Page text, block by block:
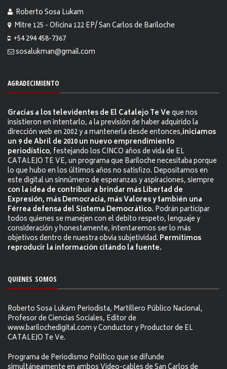
Roberto Sosa Lukam
Mitre 125 - Oficina 122 EP/ San Carlos de Bariloche
+54 294 458-7367
sosalukman@gmail.com
AGRADECIMIENTO
Gracias a los televidentes de El Catalejo Te Veque nos
insistieron en intentarlo, a la previsión de haber adquirido la
dirección web en 2002 y a mantenerla desde entonces,iniciamos
un 9 de Abril de 2010 un nuevo emprendimiento
periodístico, festejando los CINCO años de vida de EL
CATALEJO TE VE, un programa que Bariloche necesitaba porque
lo que hubo en los últimos años no satisfizo. Depositamos en
este digital un sinnúmero de esperanzas y aspiraciones, siempre
con la idea de contribuir a brindar más Libertad de
Expresión, más Democracia, más Valores y también una
Férrea defensa del Sistema Democrático. Podrán participar
todos quienes se manejen con el debito respeto, lenguaje y
consideración y honestamente, intentaremos ser lo más
objetivos dentro de nuestra obvia subjetividad. Permitimos
reproducir la información citándo la fuente.
QUIENES SOMOS
Roberto Sosa Lukam Periodista, Martillero Público Nacional,
Profesor de Ciencias Sociales, Editor de
www.barilochedigital.com y Conductor y Productor de EL
CATALEJO Te Ve.
Programa de Periodismo Político que se difunde